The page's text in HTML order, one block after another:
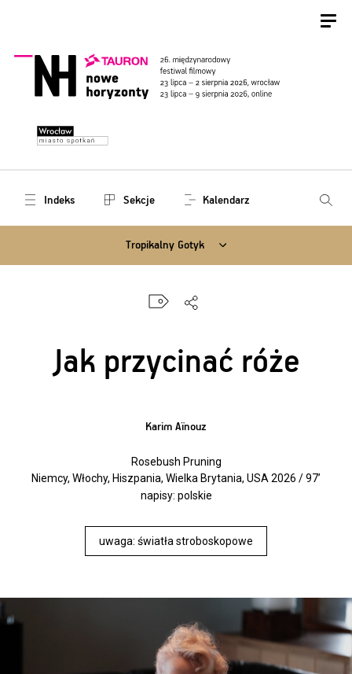
Indeks Sekcje Kalendarz
Tropikalny Gotyk
Jak przycinać róże
Karim Aïnouz
Rosebush Pruning
Niemcy, Włochy, Hiszpania, Wielka Brytania, USA 2026 / 97’
napisy: polskie
uwaga: światła stroboskopowe